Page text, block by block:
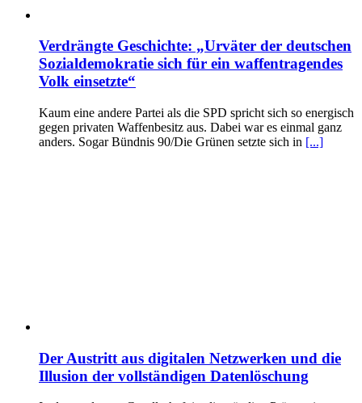
Verdrängte Geschichte: „Urväter der deutschen
Sozialdemokratie sich für ein waffentragendes
Volk einsetzte“
Kaum eine andere Partei als die SPD spricht sich so energisch
gegen privaten Waffenbesitz aus. Dabei war es einmal ganz
anders. Sogar Bündnis 90/Die Grünen setzte sich in [...]
Der Austritt aus digitalen Netzwerken und die
Illusion der vollständigen Datenlöschung